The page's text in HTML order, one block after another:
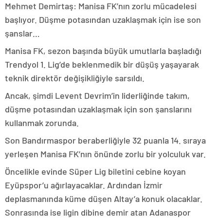
Mehmet Demirtaş: Manisa FK’nın zorlu mücadelesi
başlıyor. Düşme potasından uzaklaşmak için ise son
şanslar…
Manisa FK, sezon başında büyük umutlarla başladığı
Trendyol 1. Lig’de beklenmedik bir düşüş yaşayarak
teknik direktör değişikliğiyle sarsıldı.
Ancak, şimdi Levent Devrim’in liderliğinde takım,
düşme potasından uzaklaşmak için son şanslarını
kullanmak zorunda.
Son Bandırmaspor beraberliğiyle 32 puanla 14. sıraya
yerleşen Manisa FK’nın önünde zorlu bir yolculuk var.
Öncelikle evinde Süper Lig biletini cebine koyan
Eyüpspor’u ağırlayacaklar. Ardından İzmir
deplasmanında küme düşen Altay’a konuk olacaklar.
Sonrasında ise ligin dibine demir atan Adanaspor